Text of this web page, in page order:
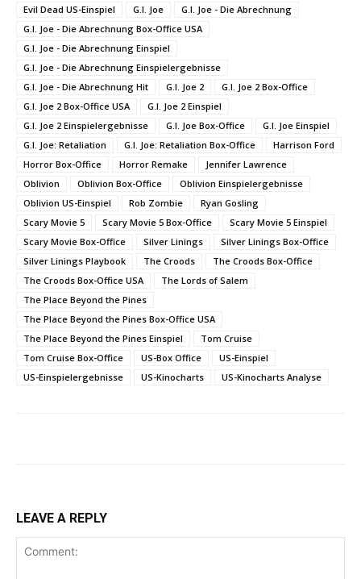
Evil Dead US-Einspiel
G.I. Joe
G.I. Joe - Die Abrechnung
G.I. Joe - Die Abrechnung Box-Office USA
G.I. Joe - Die Abrechnung Einspiel
G.I. Joe - Die Abrechnung Einspielergebnisse
G.I. Joe - Die Abrechnung Hit
G.I. Joe 2
G.I. Joe 2 Box-Office
G.I. Joe 2 Box-Office USA
G.I. Joe 2 Einspiel
G.I. Joe 2 Einspielergebnisse
G.I. Joe Box-Office
G.I. Joe Einspiel
G.I. Joe: Retaliation
G.I. Joe: Retaliation Box-Office
Harrison Ford
Horror Box-Office
Horror Remake
Jennifer Lawrence
Oblivion
Oblivion Box-Office
Oblivion Einspielergebnisse
Oblivion US-Einspiel
Rob Zombie
Ryan Gosling
Scary Movie 5
Scary Movie 5 Box-Office
Scary Movie 5 Einspiel
Scary Movie Box-Office
Silver Linings
Silver Linings Box-Office
Silver Linings Playbook
The Croods
The Croods Box-Office
The Croods Box-Office USA
The Lords of Salem
The Place Beyond the Pines
The Place Beyond the Pines Box-Office USA
The Place Beyond the Pines Einspiel
Tom Cruise
Tom Cruise Box-Office
US-Box Office
US-Einspiel
US-Einspielergebnisse
US-Kinocharts US-Kinocharts Analyse
LEAVE A REPLY